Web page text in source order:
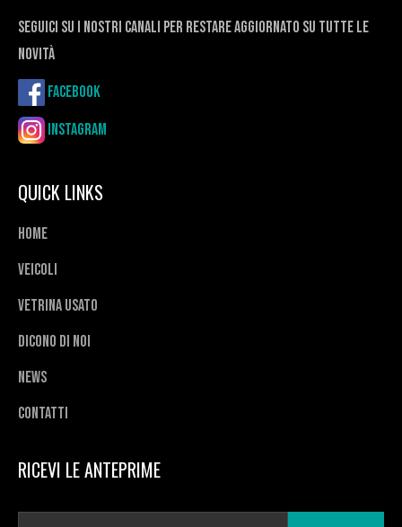
seguici su i nostri canali per restare aggiornato su tutte le
novità
Facebook
Instagram
QUICK LINKS
Home
Veicoli
Vetrina usato
Dicono di noi
News
Contatti
RICEVI LE ANTEPRIME